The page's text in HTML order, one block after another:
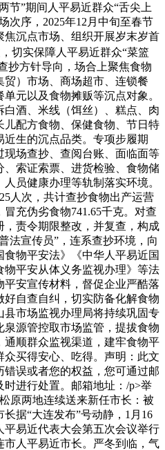
”期间人平易近群众“舌尖上
次序，2025年12月中旬至春节
沉点市场、组织开展岁末岁首
切实保障人平易近群众“菜篮
抄方针导向，场合上聚焦食物
）市场、商场超市、连锁餐
元以及食物摊贩等沉点对象。
酒、米线（饵丝）、糕点、肉
儿配方食物、保健食物、节日特
生的沉点品类。专项步履期
场查抄、查阅台账、面临面等
索证索票、进货检验、食物储
员健康办理等轨制落实环境。
人次，共计查抄食物出产运营
充伪劣食物741.65千克。对查
责令期限整改，并复查，构成
法宣传员”，连系查抄环境，向
物平安法》《中华人平易近国
物平安从体义务监视办理》等法
安宣传材料，督促企业严酷落
自查自纠，切实防备化解食物
市场监视办理局将持续巩固专
源管控取市场监管，提拔食物
顺群众监视渠道，建牢食物平
买得安心、吃得。声明：此文
误或者您的权益，您可通过邮
进行处置。邮箱地址：/p>举
原两地连续送来新任市长：被
据“大连发布”号动静，1月16
平易近代表大会第五次会议举行
人平易近市长。严冬到临，气